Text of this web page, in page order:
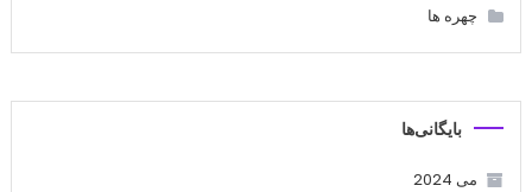
چهره ها
بایگانی‌ها
می 2024